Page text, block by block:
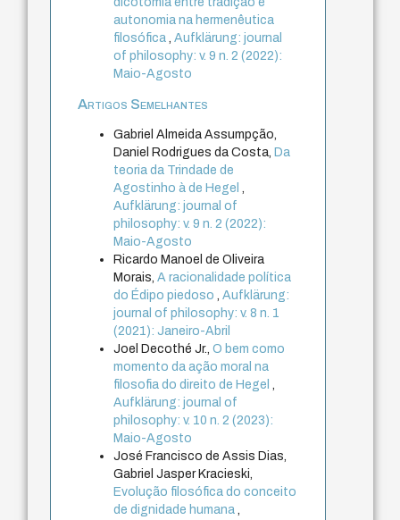
autonomia na hermenêutica
filosófica,Aufklärung: journal
of philosophy: v. 9 n. 2 (2022):
Maio-Agosto
Artigos Semelhantes
Gabriel Almeida Assumpção,
Daniel Rodrigues da Costa, Da
teoria da Trindade de
Agostinho à de Hegel,
Aufklärung: journal of
philosophy: v. 9 n. 2 (2022):
Maio-Agosto
Ricardo Manoel de Oliveira
Morais,A racionalidade política
do Édipo piedoso,Aufklärung:
journal of philosophy: v. 8 n. 1
(2021): Janeiro-Abril
Joel Decothé Jr.,O bem como
momento da ação moral na
filosofia do direito de Hegel,
Aufklärung: journal of
philosophy: v. 10 n. 2 (2023):
Maio-Agosto
José Francisco de Assis Dias,
Gabriel Jasper Kracieski,
Evolução filosófica do conceito
de dignidade humana,